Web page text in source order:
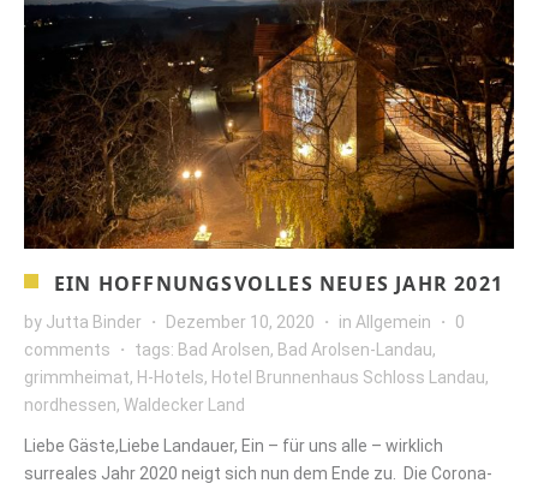
EIN HOFFNUNGSVOLLES NEUES JAHR 2021
by Jutta Binder Dezember 10, 2020 in Allgemein
0
comments
tags: Bad Arolsen, Bad Arolsen-Landau,
grimmheimat, H-Hotels, Hotel Brunnenhaus Schloss Landau,
nordhessen, Waldecker Land
Liebe Gäste,Liebe Landauer, Ein – für uns alle – wirklich
surreales Jahr 2020 neigt sich nun dem Ende zu. Die Corona-